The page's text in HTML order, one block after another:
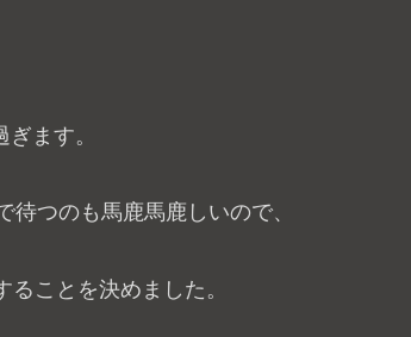
ます。
つのも馬鹿馬鹿しいので、
ことを決めました。